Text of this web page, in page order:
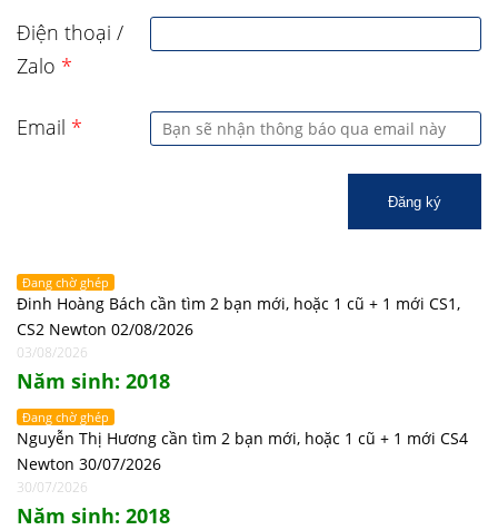
Điện thoại /
Zalo *
Email *
Đăng ký
Đang chờ ghép
Đinh Hoàng Bách cần tìm 2 bạn mới, hoặc 1 cũ + 1 mới CS1,
CS2 Newton 02/08/2026
03/08/2026
Năm sinh: 2018
Đang chờ ghép
Nguyễn Thị Hương cần tìm 2 bạn mới, hoặc 1 cũ + 1 mới CS4
Newton 30/07/2026
30/07/2026
Năm sinh: 2018